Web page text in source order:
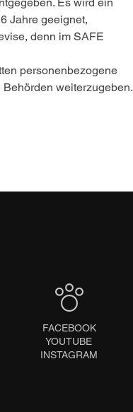
Jahre geeignet,
denn im SAFE
personenbezogene
weiterzugeben.
FACEBOOK
YOUTUBE
INSTAGRAM